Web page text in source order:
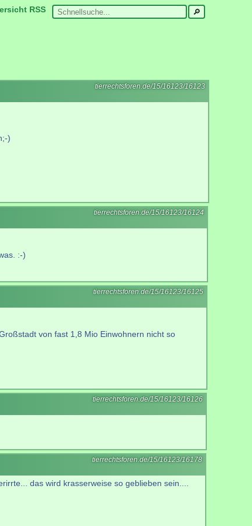
RSS
tierrechtsforen.de/15/16123/16123
)
tierrechtsforen.de/15/16123/16124
:-)
tierrechtsforen.de/15/16123/16125
von fast 1,8 Mio Einwohnern nicht so
tierrechtsforen.de/15/16123/16126
tierrechtsforen.de/15/16123/16178
das wird krasserweise so geblieben sein....